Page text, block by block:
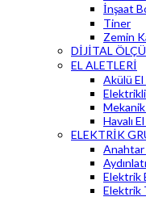
İnşaat
Tiner
Zemin
DİJİTAL
EL ALETLERİ
Akülü
Havalı
ELEKTRİK
Anahtar
Elektrik
Elektrik